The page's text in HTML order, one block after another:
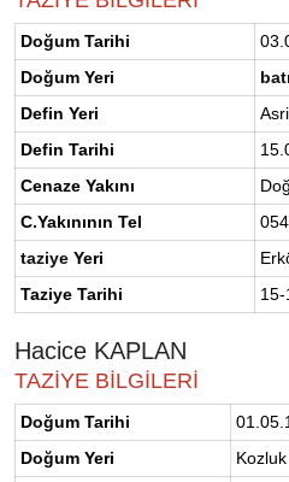
Doğum Tarihi
Doğum Yeri
Defin Yeri
Defin Tarihi
Cenaze Yakını
C.Yakınının Tel
taziye Yeri
Taziye Tarihi
Hacice KAPLAN
TAZİYE BİLGİLERİ
Doğum Tarihi
Doğum Yeri
Kozluk